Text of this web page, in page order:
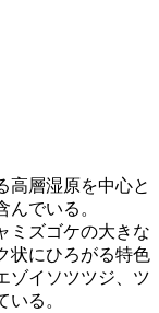
層湿原を中心と
でいる。
ミズゴケの大きな
状にひろがる特色
ゾイソツツジ、ツ
る。